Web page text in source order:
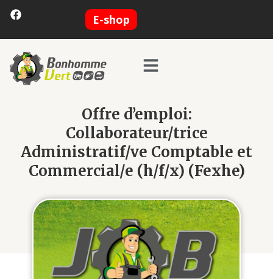
E-shop
Offre d’emploi:
Collaborateur/trice
Administratif/ve Comptable et
Commercial/e (h/f/x) (Fexhe)